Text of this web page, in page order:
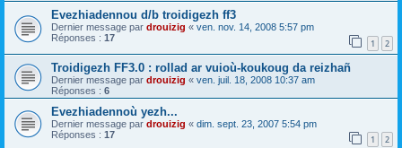
Evezhiadennou d/b troidigezh ff3
Dernier message par drouizig « ven. nov. 14, 2008 5:57 pm
Réponses : 17 1 2
Troidigezh FF3.0 : rollad ar vuioù-koukoug da reizhañ
Dernier message par drouizig « ven. juil. 18, 2008 10:37 am
Réponses : 6
Evezhiadennoù yezh...
Dernier message par drouizig « dim. sept. 23, 2007 5:54 pm
Réponses : 17 1 2